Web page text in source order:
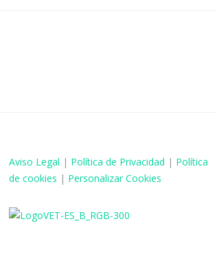
Aviso Legal | Política de Privacidad | Política
de cookies | Personalizar Cookies